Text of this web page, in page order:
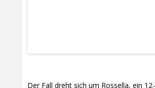
Der Fall dreht sich um Rossella, ein